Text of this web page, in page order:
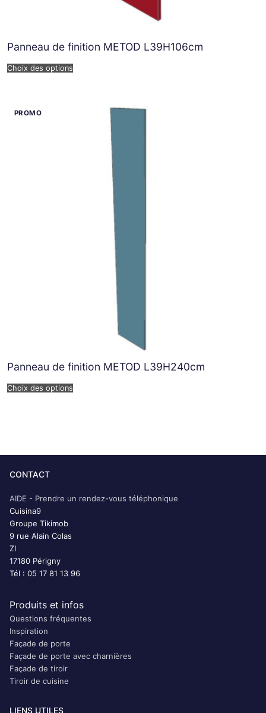
Panneau de finition METOD L39H106cm
Choix des options
Panneau de finition METOD L39H240cm
Choix des options
CONTACT
AIDE - Prendre un rendez-vous téléphonique
Cuisina9
Groupe Tikimob
9 rue Alain Colas
ZI
17180 Périgny
Tél : 05 17 81 13 96
Produits et infos
Questions fréquentes
Inspiration
Façade de porte
Façade de porte avec charnières
Façade de tiroir
Tiroir de cuisine
LIENS UTILES